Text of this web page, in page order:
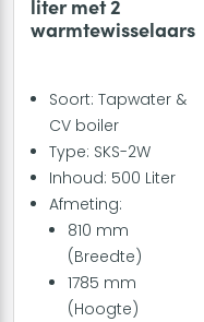
liter met 2
warmtewisselaars
Soort: Tapwater &
CV boiler
Type: SKS-2W
Inhoud: 500 Liter
Afmeting:
810 mm
(Breedte)
1785 mm
(Hoogte)